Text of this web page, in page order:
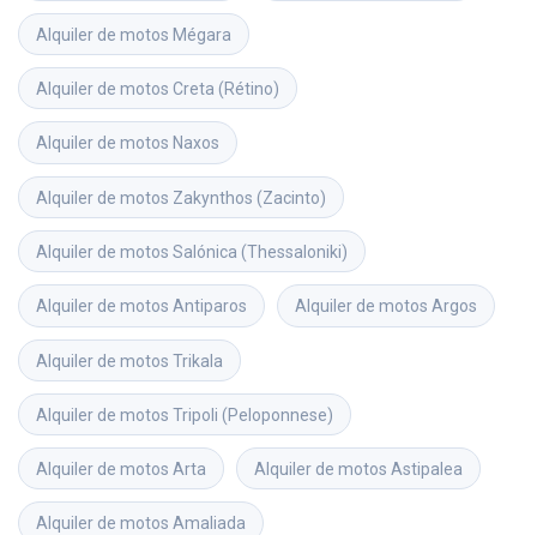
Alquiler de motos Mégara
Alquiler de motos Creta (Rétino)
Alquiler de motos Naxos
Alquiler de motos Zakynthos (Zacinto)
Alquiler de motos Salónica (Thessaloniki)
Alquiler de motos Antiparos Alquiler de motos Argos
Alquiler de motos Trikala
Alquiler de motos Tripoli (Peloponnese)
Alquiler de motos Arta Alquiler de motos Astipalea
Alquiler de motos Amaliada